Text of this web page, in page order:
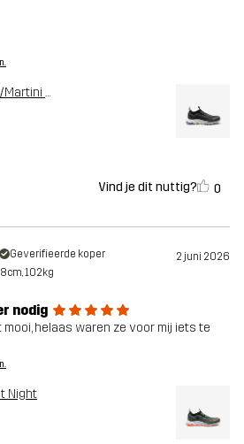
Black/Martini Olive
Vind je dit nuttig? 0
Geverifieerde koper 2 juni 2026
102kg
nodig
helaas waren ze voor mij iets te
Night